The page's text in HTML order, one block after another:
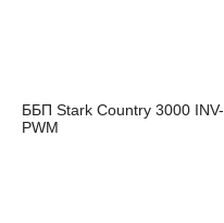
ББП Stark Country 3000 INV-
PWM